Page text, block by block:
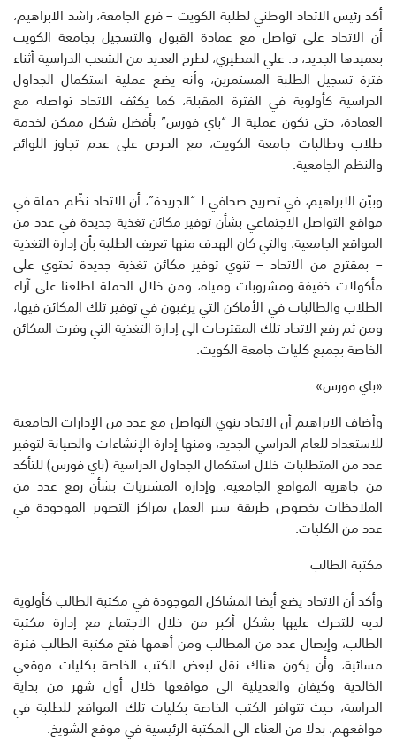
أكد رئيس الاتحاد الوطني لطلبة الكويت – فرع الجامعة، راشد الابراهيم،
أن الاتحاد على تواصل مع عمادة القبول والتسجيل بجامعة الكويت
بعميدها الجديد، د. علي المطيري، لطرح العديد من الشعب الدراسية أثناء
فترة تسجيل الطلبة المستمرين، وأنه يضع عملية استكمال الجداول
الدراسية كأولوية في الفترة المقبلة، كما يكثف الاتحاد تواصله مع
العمادة، حتى تكون عملية الـ “باي فورس” بأفضل شكل ممكن لخدمة
طلاب وطالبات جامعة الكويت، مع الحرص على عدم تجاوز اللوائح
والنظم الجامعية.
وبيّن الابراهيم، في تصريح صحافي لـ “الجريدة”، أن الاتحاد نظّم حملة في
مواقع التواصل الاجتماعي بشأن توفير مكائن تغذية جديدة في عدد من
المواقع الجامعية، والتي كان الهدف منها تعريف الطلبة بأن إدارة التغذية
– بمقترح من الاتحاد – تنوي توفير مكائن تغذية جديدة تحتوي على
مأكولات خفيفة ومشروبات ومياه، ومن خلال الحملة اطلعنا على آراء
الطلاب والطالبات في الأماكن التي يرغبون في توفير تلك المكائن فيها،
ومن ثم رفع الاتحاد تلك المقترحات الى إدارة التغذية التي وفرت المكائن
الخاصة بجميع كليات جامعة الكويت.
«باي فورس»
وأضاف الابراهيم أن الاتحاد ينوي التواصل مع عدد من الإدارات الجامعية
للاستعداد للعام الدراسي الجديد، ومنها إدارة الإنشاءات والصيانة لتوفير
عدد من المتطلبات خلال استكمال الجداول الدراسية (باي فورس) للتأكد
من جاهزية المواقع الجامعية، وإدارة المشتريات بشأن رفع عدد من
الملاحظات بخصوص طريقة سير العمل بمراكز التصوير الموجودة في
عدد من الكليات.
مكتبة الطالب
وأكد أن الاتحاد يضع أيضا المشاكل الموجودة في مكتبة الطالب كأولوية
لديه للتحرك عليها بشكل أكبر من خلال الاجتماع مع إدارة مكتبة
الطالب، وإيصال عدد من المطالب ومن أهمها فتح مكتبة الطالب فترة
مسائية، وأن يكون هناك نقل لبعض الكتب الخاصة بكليات موقعي
الخالدية وكيفان والعديلية الى مواقعها خلال أول شهر من بداية
الدراسة، حيث تتوافر الكتب الخاصة بكليات تلك المواقع للطلبة في
مواقعهم، بدلا من العناء الى المكتبة الرئيسية في موقع الشويخ.